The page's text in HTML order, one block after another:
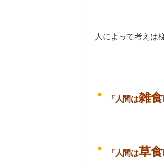
人によって考えは
「人間は雑食
「人間は草食